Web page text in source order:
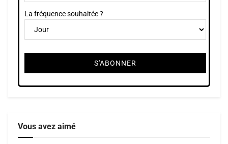
La fréquence souhaitée ?
Vous avez aimé